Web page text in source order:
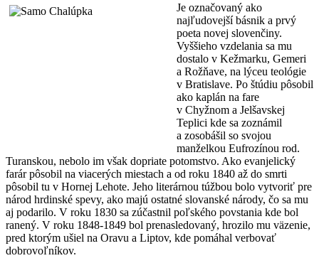
Je označovaný ako
najľudovejší básnik a prvý
poeta novej slovenčiny.
Vyššieho vzdelania sa mu
dostalo v Kežmarku, Gemeri
a Rožňave, na lýceu teológie
v Bratislave. Po štúdiu pôsobil
ako kaplán na fare
v Chyžnom a Jelšavskej
Teplici kde sa zoznámil
a zosobášil so svojou
manželkou Eufrozínou rod.
Turanskou, nebolo im však dopriate potomstvo. Ako evanjelický
farár pôsobil na viacerých miestach a od roku 1840 až do smrti
pôsobil tu v Hornej Lehote. Jeho literárnou túžbou bolo vytvoriť pre
národ hrdinské spevy, ako majú ostatné slovanské národy, čo sa mu
aj podarilo. V roku 1830 sa zúčastnil poľského povstania kde bol
ranený. V roku 1848-1849 bol prenasledovaný, hrozilo mu väzenie,
pred ktorým ušiel na Oravu a Liptov, kde pomáhal verbovať
dobrovoľníkov.